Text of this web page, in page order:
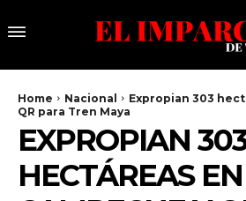
Home Nacional
Expropian 303
QR para Tren Maya
EXPROPIAN
HECTÁREAS EN